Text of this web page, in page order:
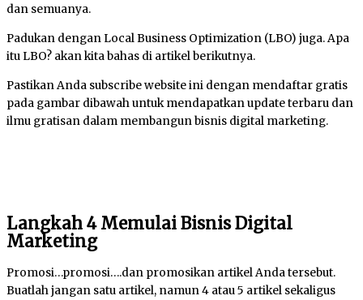
dan semuanya.
Padukan dengan Local Business Optimization (LBO) juga. Apa
itu LBO? akan kita bahas di artikel berikutnya.
Pastikan Anda subscribe website ini dengan mendaftar gratis
pada gambar dibawah untuk mendapatkan update terbaru dan
ilmu gratisan dalam membangun bisnis digital marketing.
Langkah 4 Memulai Bisnis Digital
Marketing
Promosi…promosi….dan promosikan artikel Anda tersebut.
Buatlah jangan satu artikel, namun 4 atau 5 artikel sekaligus